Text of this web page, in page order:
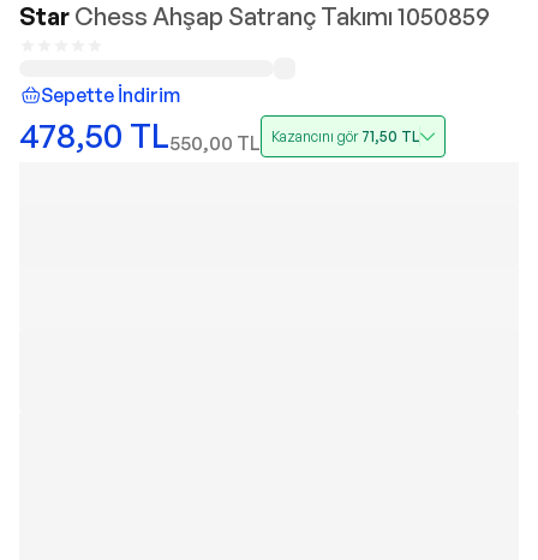
Star Chess Ahşap Satranç Takımı 1050859
Sepette İndirim
478,50 TL550,00 TL Kazancını gör 71,50 TL